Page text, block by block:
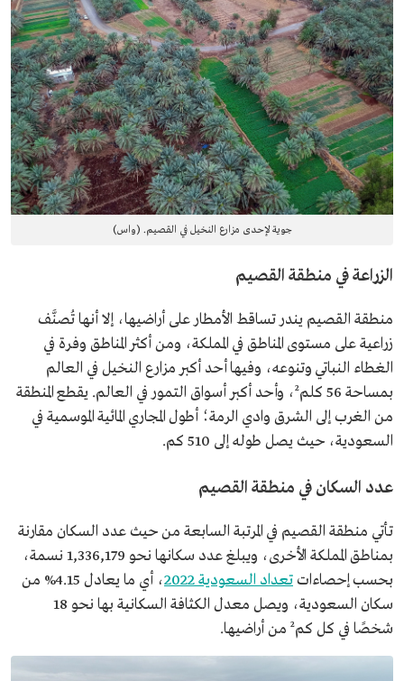
جوية لإحدى مزارع النخيل في القصيم. (واس)
الزراعة في منطقة القصيم
منطقة القصيم يندر تساقط الأمطار على أراضيها، إلا أنها تُصنَّف
زراعية على مستوى المناطق في المملكة، ومن أكثر المناطق وفرة في
الغطاء النباتي وتنوعه، وفيها أحد أكبر مزارع النخيل في العالم
بمساحة 56 كلم²، وأحد أكبر أسواق التمور في العالم. يقطع المنطقة
من الغرب إلى الشرق وادي الرمة؛ أطول المجاري المائية الموسمية في
السعودية، حيث يصل طوله إلى 510 كم.
عدد السكان في منطقة القصيم
تأتي منطقة القصيم في المرتبة السابعة من حيث عدد السكان مقارنة
بمناطق المملكة الأخرى، ويبلغ عدد سكانها نحو 1,336,179 نسمة،
بحسب إحصاءاتتعداد السعودية 2022
، أي ما يعادل 4.15% من
سكان السعودية، ويصل معدل الكثافة السكانية بها نحو 18
شخصًا في كل كم² من أراضيها.